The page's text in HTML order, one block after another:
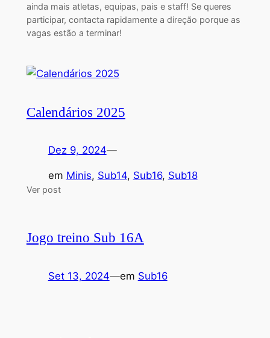
ainda mais atletas, equipas, pais e staff! Se queres
participar, contacta rapidamente a direção porque as
vagas estão a terminar!
Calendários 2025
Dez 9, 2024—
em Minis, Sub14, Sub16, Sub18
Ver post
Jogo treino Sub 16A
Set 13, 2024—em Sub16